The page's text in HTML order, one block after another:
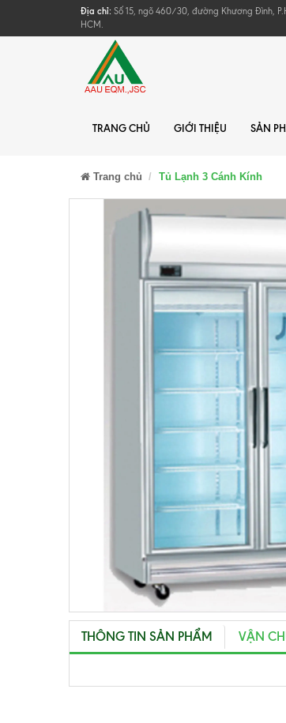
Địa chỉ: Số 15, ngõ 460/30, đường Khương Đình,
HCM.
TRANG CHỦ GIỚI THIỆU SẢN
Trang chủ Tủ Lạnh 3 Cánh Kính
THÔNG TIN SẢN PHẨM VẬN